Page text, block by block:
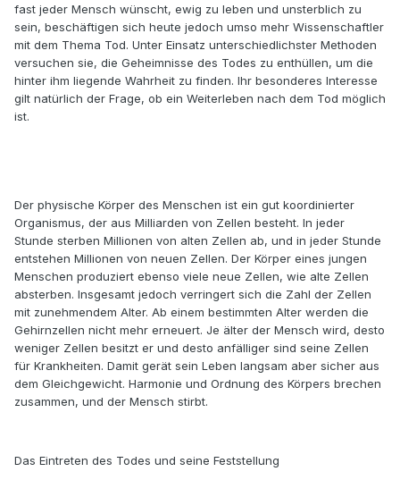
fast jeder Mensch wünscht, ewig zu leben und unsterblich zu
sein, beschäftigen sich heute jedoch umso mehr Wissenschaftler
mit dem Thema Tod. Unter Einsatz unterschiedlichster Methoden
versuchen sie, die Geheimnisse des Todes zu enthüllen, um die
hinter ihm liegende Wahrheit zu finden. Ihr besonderes Interesse
gilt natürlich der Frage, ob ein Weiterleben nach dem Tod möglich
ist.
Der physische Körper des Menschen ist ein gut koordinierter
Organismus, der aus Milliarden von Zellen besteht. In jeder
Stunde sterben Millionen von alten Zellen ab, und in jeder Stunde
entstehen Millionen von neuen Zellen. Der Körper eines jungen
Menschen produziert ebenso viele neue Zellen, wie alte Zellen
absterben. Insgesamt jedoch verringert sich die Zahl der Zellen
mit zunehmendem Alter. Ab einem bestimmten Alter werden die
Gehirnzellen nicht mehr erneuert. Je älter der Mensch wird, desto
weniger Zellen besitzt er und desto anfälliger sind seine Zellen
für Krankheiten. Damit gerät sein Leben langsam aber sicher aus
dem Gleichgewicht. Harmonie und Ordnung des Körpers brechen
zusammen, und der Mensch stirbt.
Das Eintreten des Todes und seine Feststellung